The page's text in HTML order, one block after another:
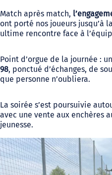
Match après match,
ont porté nos joueurs jusqu’à la
ultime rencontre face à
Point d’orgue de la journée : un
98, ponctué d’échanges, de
que personne n’oubliera.
La soirée s’est poursuivie
avec une vente aux enchères
jeunesse.